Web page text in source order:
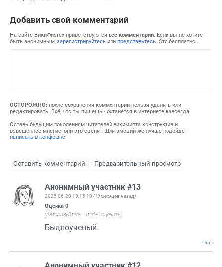
Добавить свой комментарий
На сайте ВикиФизтех приветствуются все комментарии. Если вы не хотите
быть анонимным, зарегистрируйтесь или представьтесь. Это бесплатно.
ОСТОРОЖНО: после сохранения комментарии нельзя удалять или
редактировать. Всё, что ты пишешь - останется в интернете навсегда.
Оставь будущим поколениям читателей викимипта конструктив и
взвешенное мнение, они это оценят. Для эмоций же лучше подойдёт
написать в конфешнс
Анонимный участник #13
2025-06-20 13:15:10 (13 месяцев назад)
Оценка 0
(Авторизуйтесь, чтобы оценить)
Быдлоученый.
Анонимный участник #12